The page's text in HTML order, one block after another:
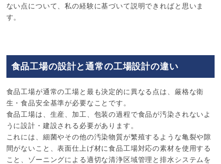
ない点について、私の経験に基づいて説明できればと思いま
す。
食品工場の設計と通常の工場設計の違い
食品工場が通常の工場と最も決定的に異なる点は、厳格な衛
生・食品安全基準が必要なことです。
食品工場は、生産、加工、包装の過程で食品が汚染されないよ
うに設計・建設される必要があります。
これには、細菌やその他の汚染物質が繁殖するような亀裂や隙
間がないこと、表面仕上げ材に食品工場対応の素材を使用する
こと、ゾーニングによる適切な清浄区域管理と排水システムを